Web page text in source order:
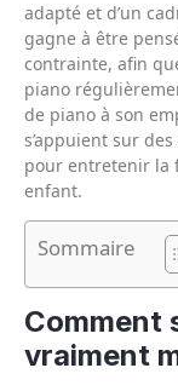
adapté et d’un
gagne à être
contrainte, afin
piano
de piano à son
s’appuient sur
pour entretenir la
enfant.
Sommaire
Comment
vraiment